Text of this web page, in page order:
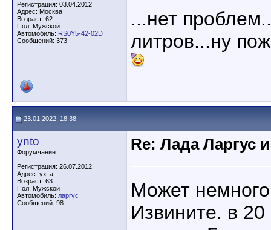
Регистрация: 03.04.2012
Адрес: Москва
Возраст: 62
Пол: Мужской
Автомобиль: RS0Y5-42-02D
Сообщений: 373
...нет
литров...ну
23.01.2022, 18:38
ynto
Форумчанин
Регистрация: 26.07.2012
Адрес: ухта
Возраст: 63
Пол: Мужской
Автомобиль: ларгус
Сообщений: 98
Re: Лада Ларгус
Может
Извините. в 20